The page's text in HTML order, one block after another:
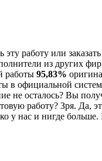
эту работу или
из других
работы 95,83%
в официальной
не осталось? Вы
работу? Зря. Да,
у нас и нигде